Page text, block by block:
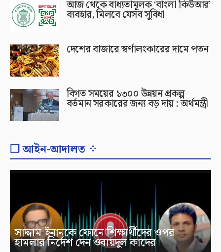
আজ থেকে বাধ্যতামূলক ‘বাংলা কিউআর’
ব্যবহার, মিলবে যেসব সুবিধা
দেশের বাজারে স্বর্ণালংকারের দামে পতন
বিগত সময়ের ১৩০০ উন্নয়ন প্রকল্প
বর্তমান সরকারের জন্য বড় দায় : অর্থমন্ত্রী
❐ আইন-আদালত ⁘
সাদ্দাম-ইনানকে ফোনে শিক্ষার্থীদের ওপর
হামলার নির্দেশ দেন ওবায়দুল কাদের